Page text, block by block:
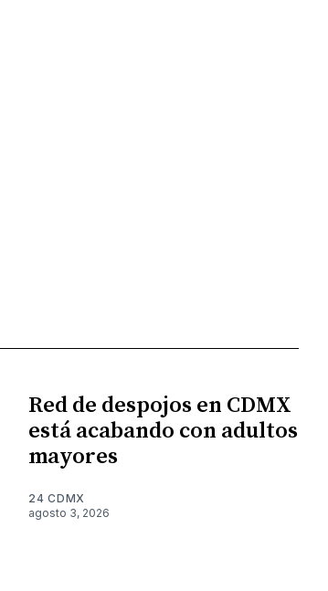
Red de despojos en CDMX
está acabando con adultos
mayores
24 CDMX
agosto 3, 2026